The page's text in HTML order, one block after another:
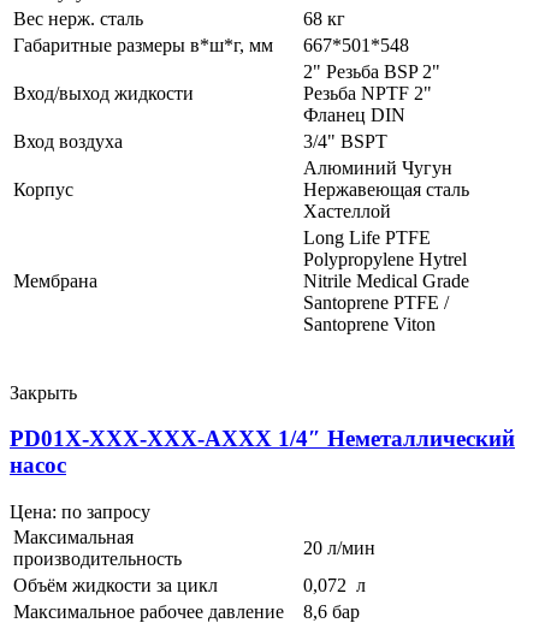
Вес нерж. сталь
68 кг
Габаритные размеры в*ш*г, мм
667*501*548
Вход/выход жидкости
2" Резьба BSP 2"
Резьба NPTF 2"
Фланец DIN
Вход воздуха
3/4" BSPT
Корпус
Алюминий Чугун
Нержавеющая сталь
Хастеллой
Мембрана
Long Life PTFE
Polypropylene Hytrel
Nitrile Medical Grade
Santoprene PTFE /
Santoprene Viton
Закрыть
PD01X-XXX-XXX-AXXX 1/4″ Неметаллический
насос
Цена: по запросу
Максимальная
производительность
20 л/мин
Объём жидкости за цикл
0,072 л
Максимальное рабочее давление
8,6 бар